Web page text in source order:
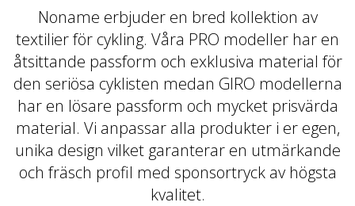
Rikard Claesson
Säljare
rikard@nonamesport.com
Phone:+46 703263884
Noname erbjuder en bred kollektion av
textilier för cykling. Våra PRO modeller har en
åtsittande passform och exklusiva material för
den seriösa cyklisten medan GIRO modellerna
har en lösare passform och mycket prisvärda
material. Vi anpassar alla produkter i er egen,
unika design vilket garanterar en utmärkande
och fräsch profil med sponsortryck av högsta
kvalitet.